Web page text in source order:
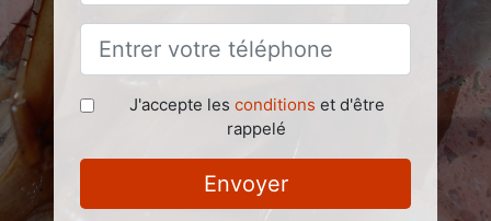
J'accepte les conditions et d'être
rappelé
Envoyer